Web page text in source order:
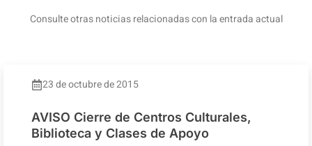
Consulte otras noticias relacionadas con la entrada actual
23 de octubre de 2015
AVISO Cierre de Centros Culturales,
Biblioteca y Clases de Apoyo